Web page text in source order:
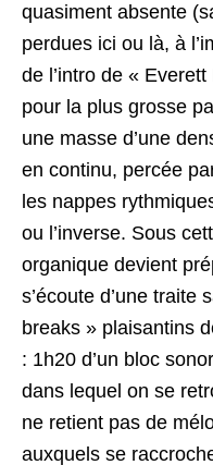
quasiment absente
perdues ici ou là, à
de l’intro de «
pour la plus grosse
une masse d’une
en continu, percée
les nappes
ou l’inverse. Sous
organique devient
s’écoute d’une traite
breaks » plaisantins
: 1h20 d’un bloc
dans lequel on se
ne retient pas de
auxquels se